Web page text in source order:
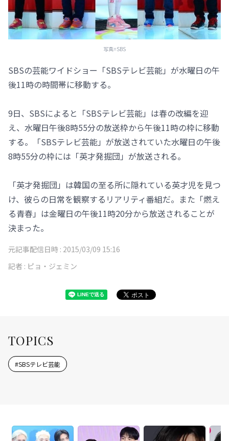
写真=SBS
SBSの芸能ワイドショー「SBSテレビ芸能」が水曜日の午
後11時の時間帯に移動する。
9日、SBSによると「SBSテレビ芸能」は春の改編を迎
え、水曜日午後8時55分の放送枠から午後11時の枠に移動
する。「SBSテレビ芸能」が放送されていた水曜日の午後
8時55分の枠には「英才発掘団」が放送される。
「英才発掘団」は韓国の至る所に隠れている英才児を見つ
け、彼らの日常を観察するリアリティ番組だ。また「燃え
る青春」は金曜日の午後11時20分から放送されることが
決まった。
元記事配信日時 : 2015/03/09 15:16
記者 : ピョ・ジェミン
TOPICS
#SBSテレビ芸能